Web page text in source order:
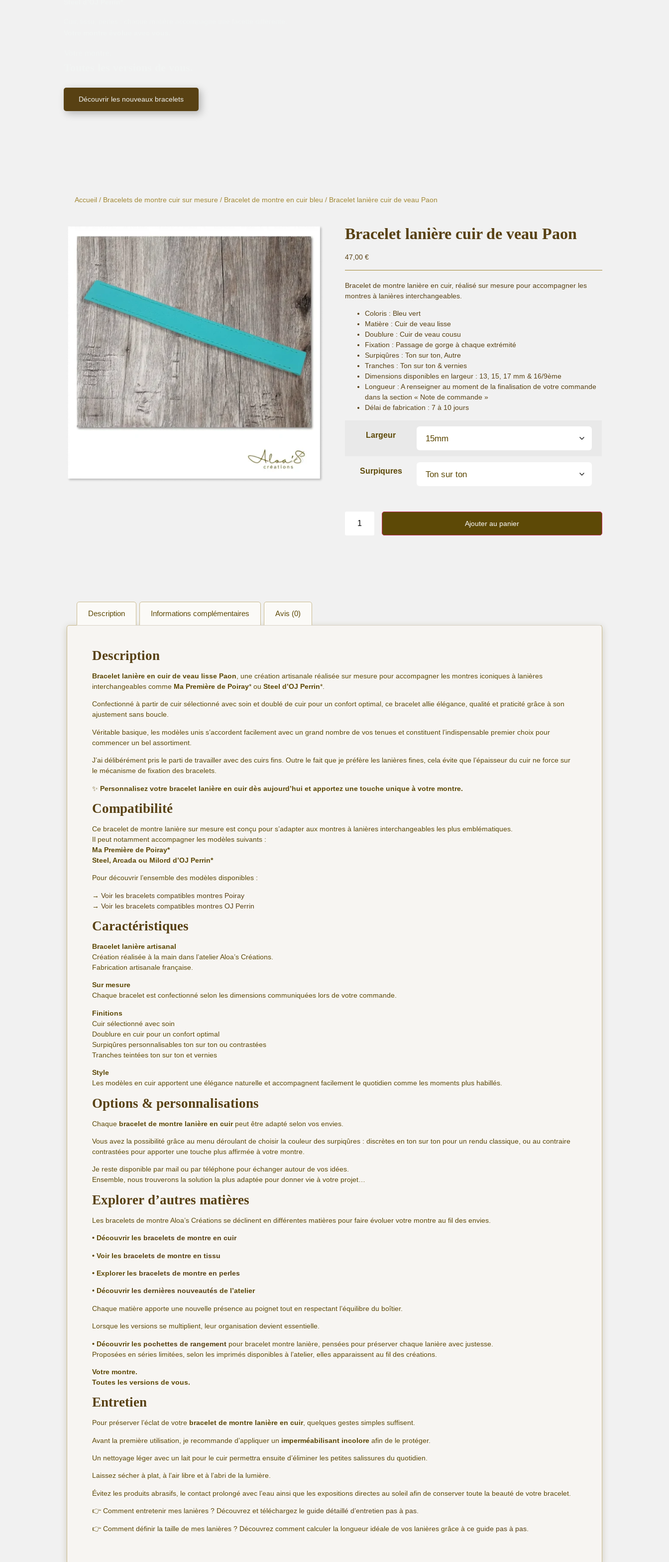
Découvrir les nouveaux bracelets
Accueil / Bracelets de montre cuir sur mesure / Bracelet de montre en cuir bleu / Bracelet lanière cuir de veau Paon
Bracelet lanière cuir de veau Paon
47,00€
Bracelet de montre lanière en cuir, réalisé sur mesure pour accompagner les
montres à lanières interchangeables.
Coloris : Bleu vert
Matière : Cuir de veau lisse
Doublure : Cuir de veau cousu
Fixation : Passage de gorge à chaque extrémité
Surpiqûres : Ton sur ton, Autre
Tranches : Ton sur ton & vernies
Dimensions disponibles en largeur : 13, 15, 17 mm & 16/9ème
Longueur : A renseigner au moment de la finalisation de votre commande
dans la section « Note de commande »
Délai de fabrication : 7 à 10 jours
Largeur
Surpiqures
Bracelet
Ajouter au panier
Description Informations complémentaires Avis (0)
Description
Bracelet lanière en cuir de veau lisse Paon , une création artisanale réalisée sur mesure pour accompagner les montres iconiques à lanières
interchangeables comme Ma Première de Poiray* ouSteel d’OJ Perrin*.
Confectionné à partir de cuir sélectionné avec soin et doublé de cuir pour un confort optimal, ce bracelet allie élégance, qualité et praticité grâce à son
ajustement sans boucle.
Véritable basique, les modèles unis s’accordent facilement avec un grand nombre de vos tenues et constituent l’indispensable premier choix pour
commencer un bel assortiment.
J’ai délibérément pris le parti de travailler avec des cuirs fins. Outre le fait que je préfère les lanières fines, cela évite que l’épaisseur du cuir ne force sur
le mécanisme de fixation des bracelets.
✨ Personnalisez votre bracelet lanière en cuir dès aujourd’hui et apportez une touche unique à votre montre.
Compatibilité
Ce bracelet de montre lanière sur mesure est conçu pour s’adapter aux montres à lanières interchangeables les plus emblématiques.
Il peut notamment accompagner les modèles suivants :
Ma Première de Poiray*
Steel, Arcada ou Milord d’OJ Perrin*
Pour découvrir l’ensemble des modèles disponibles :
→Voir les bracelets compatibles montres Poiray
→Voir les bracelets compatibles montres OJ Perrin
Caractéristiques
Bracelet lanière artisanal
Création réalisée à la main dans l’atelier Aloa’s Créations.
Fabrication artisanale française.
Sur mesure
Chaque bracelet est confectionné selon les dimensions communiquées lors de votre commande.
Finitions
Cuir sélectionné avec soin
Doublure en cuir pour un confort optimal
Surpiqûres personnalisables ton sur ton ou contrastées
Tranches teintées ton sur ton et vernies
Style
Les modèles en cuir apportent une élégance naturelle et accompagnent facilement le quotidien comme les moments plus habillés.
Options & personnalisations
Chaque bracelet de montre lanière en cuirpeut être adapté selon vos envies.
Vous avez la possibilité grâce au menu déroulant de choisir la couleur des surpiqûres : discrètes en ton sur ton pour un rendu classique, ou au contraire
contrastées pour apporter une touche plus affirmée à votre montre.
Je reste disponible par mail ou par téléphone pour échanger autour de vos idées.
Ensemble, nous trouverons la solution la plus adaptée pour donner vie à votre projet…
Explorer d’autres matières
Les bracelets de montre Aloa’s Créations se déclinent en différentes matières pour faire évoluer votre montre au fil des envies.
• Découvrir les bracelets de montre en cuir
• Voir les bracelets de montre en tissu
• Explorer les bracelets de montre en perles
• Découvrir les dernières nouveautés de l’atelier
Chaque matière apporte une nouvelle présence au poignet tout en respectant l’équilibre du boîtier.
Lorsque les versions se multiplient, leur organisation devient essentielle.
• Découvrir les pochettes de rangement pour bracelet montre lanière, pensées pour préserver chaque lanière avec justesse.
Proposées en séries limitées, selon les imprimés disponibles à l’atelier, elles apparaissent au fil des créations.
Votre montre.
Toutes les versions de vous.
Entretien
Pour préserver l’éclat de votre bracelet de montre lanière en cuir, quelques gestes simples suffisent.
Avant la première utilisation, je recommande d’appliquer un imperméabilisant incolore afin de le protéger.
Un nettoyage léger avec un lait pour le cuir permettra ensuite d’éliminer les petites salissures du quotidien.
Laissez sécher à plat, à l’air libre et à l’abri de la lumière.
Évitez les produits abrasifs, le contact prolongé avec l’eau ainsi que les expositions directes au soleil afin de conserver toute la beauté de votre bracelet.
👉 Comment entretenir mes lanières ? Découvrez et téléchargez le guide détaillé d’entretien pas à pas.
👉 Comment définir la taille de mes lanières ? Découvrez comment calculer la longueur idéale de vos lanières grâce àce guide pas à pas